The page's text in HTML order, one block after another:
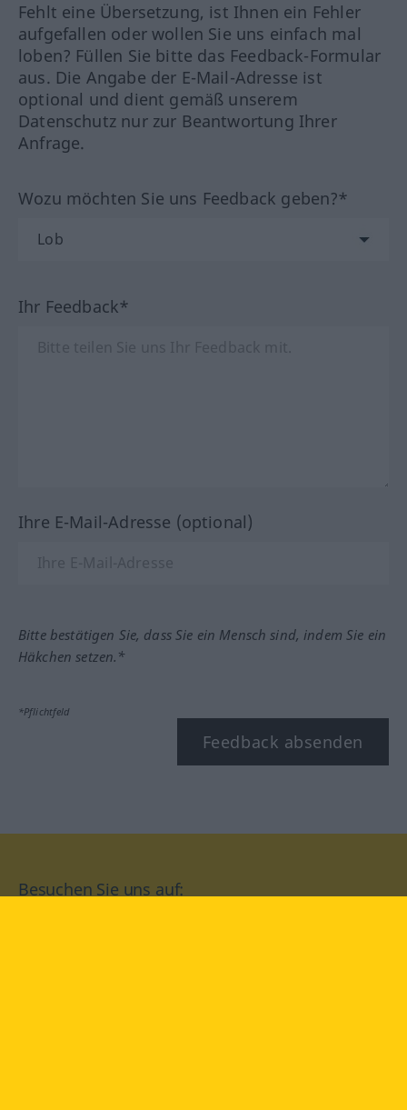
Fehlt eine Übersetzung, ist Ihnen ein Fehler
aufgefallen oder wollen Sie uns einfach mal
loben? Füllen Sie bitte das Feedback-Formular
aus. Die Angabe der E-Mail-Adresse ist
optional und dient gemäß unserem
Datenschutz nur zur Beantwortung Ihrer
Anfrage.
Wozu möchten Sie uns Feedback geben?*
Ihr Feedback*
Ihre E-Mail-Adresse (optional)
Bitte bestätigen Sie, dass Sie ein Mensch sind, indem Sie ein
Häkchen setzen.*
*Pflichtfeld
Feedback absenden
Besuchen Sie uns auf: